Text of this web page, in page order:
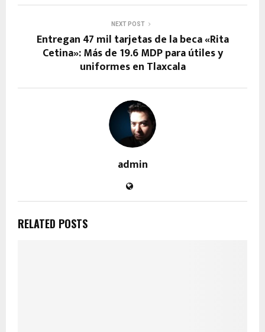
NEXT POST
Entregan 47 mil tarjetas de la beca «Rita
Cetina»: Más de 19.6 MDP para útiles y
uniformes en Tlaxcala
admin
RELATED POSTS